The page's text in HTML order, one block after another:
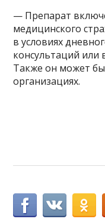
— Препарат
медицинского
в условиях
консультаций или
Также он может
организациях.